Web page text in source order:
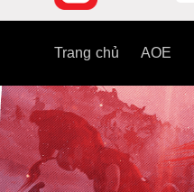
Trang chủ AOE